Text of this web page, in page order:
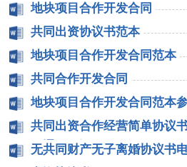
地块项目合作开发合同
共同出资协议书范本
地块项目合作开发合同范本
共同合作开发合同
地块项目合作开发合同范本
共同出资合作经营简单协议
（通用6篇）
无共同财产无子离婚协议书